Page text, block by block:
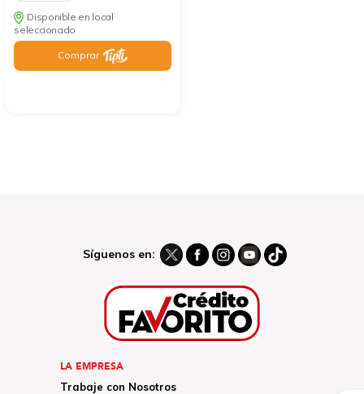
Disponible en local
seleccionado
Comprar
Síguenos en:
LA EMPRESA
Trabaje con Nosotros